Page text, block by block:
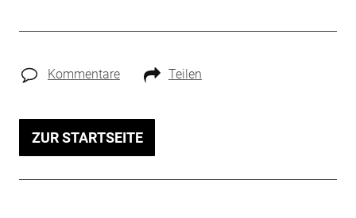
Kommentare Teilen
ZUR STARTSEITE